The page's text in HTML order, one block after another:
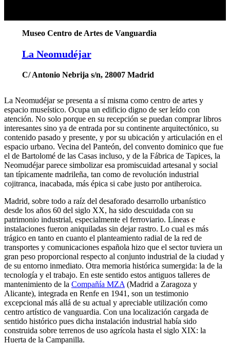
Museo Centro de Artes de Vanguardia
La Neomudéjar
C/ Antonio Nebrija s/n, 28007 Madrid
La Neomudéjar se presenta a sí misma como centro de artes y
espacio museístico. Ocupa un edificio digno de ser leído con
atención. No solo porque en su recepción se puedan comprar libros
interesantes sino ya de entrada por su continente arquitectónico, su
contenido pasado y presente, y por su ubicación y articulación en el
espacio urbano. Vecina del Panteón, del convento dominico que fue
el de Bartolomé de las Casas incluso, y de la Fábrica de Tapices, la
Neomudéjar parece simbolizar esa promiscuidad artesanal y social
tan típicamente madrileña, tan como de revolución industrial
cojitranca, inacabada, más épica si cabe justo por antiheroica.
Madrid, sobre todo a raíz del desaforado desarrollo urbanístico
desde los años 60 del siglo XX, ha sido descuidada con su
patrimonio industrial, especialmente el ferroviario. Líneas e
instalaciones fueron aniquiladas sin dejar rastro. Lo cual es más
trágico en tanto en cuanto el planteamiento radial de la red de
transportes y comunicaciones española hizo que el sector tuviera un
gran peso proporcional respecto al conjunto industrial de la ciudad y
de su entorno inmediato. Otra memoria histórica sumergida: la de la
tecnología y el trabajo. En este sentido estos antiguos talleres de
mantenimiento de la Compañía MZA (Madrid a Zaragoza y
Alicante), integrada en Renfe en 1941, son un testimonio
excepcional más allá de su actual y apreciable utilización como
centro artístico de vanguardia. Con una localización cargada de
sentido histórico pues dicha instalación industrial había sido
construida sobre terrenos de uso agrícola hasta el siglo XIX: la
Huerta de la Campanilla.